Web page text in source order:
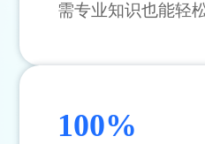
需专业知识也能轻
100%